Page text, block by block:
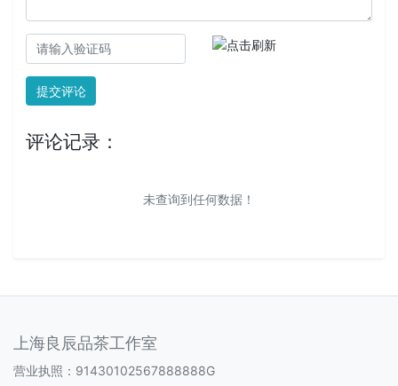
提交评论
评论记录：
未查询到任何数据！
上海良辰品茶工作室
营业执照：91430102567888888G